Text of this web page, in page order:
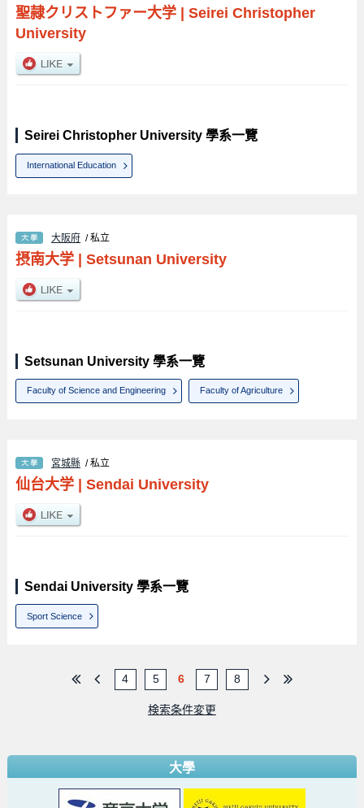
聖隷クリストファー大学| Seirei Christopher
University
Seirei Christopher University 學系一覽
International Education
大阪府 / 私立
摂南大学| Setsunan University
Setsunan University 學系一覽
Faculty of Science and Engineering Faculty of Agriculture
宮城縣 / 私立
仙台大学| Sendai University
Sendai University 學系一覽
Sport Science
4 5 6 7 8
検索条件変更
大學